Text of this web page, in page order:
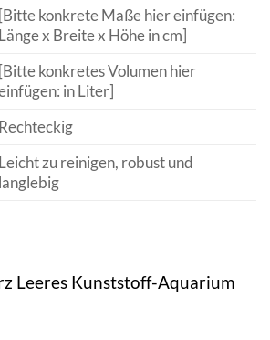
[Bitte konkrete Maße hier einfügen:
Länge x Breite x Höhe in cm]
[Bitte konkretes Volumen hier
in Liter]
Rechteckig
Leicht zu reinigen, robust und
langlebig
Leeres Kunststoff-Aquarium